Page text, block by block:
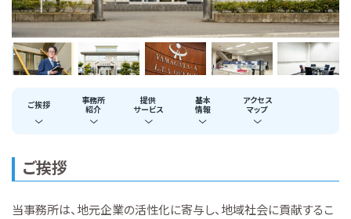
ご挨拶
事務所
紹介
提供
サービス
基本
情報
アクセス
マップ
ご挨拶
当事務所は、地元企業の活性化に寄与し、地域社会に貢献するこ